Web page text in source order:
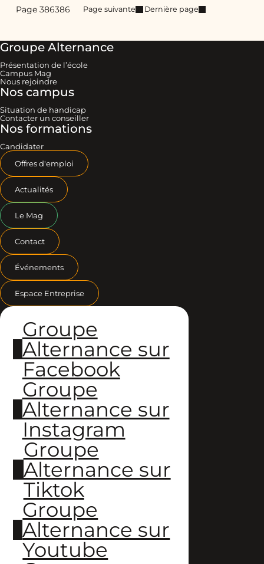
Page 386386 Page suivante Dernière page
Groupe Alternance
Présentation de l’école
Campus Mag
Nous rejoindre
Nos campus
Situation de handicap
Contacter un conseiller
Nos formations
Candidater
Offres d'emploi
Actualités
Le Mag
Contact
Événements
Espace Entreprise
Groupe
Alternance sur
Facebook
Groupe
Alternance sur
Instagram
Groupe
Alternance sur
Tiktok
Groupe
Alternance sur
Youtube